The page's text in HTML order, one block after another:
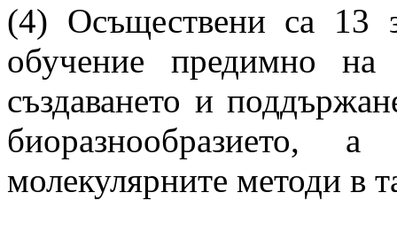
(4) Осъществени са 13
обучение предимно
създаването и
молекулярните методи в